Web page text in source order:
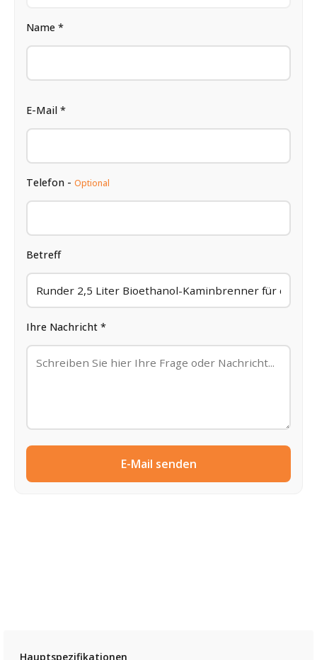
Name *
E-Mail *
Telefon - Optional
Betreff
Ihre Nachricht *
E-Mail senden
Hauptspezifikationen